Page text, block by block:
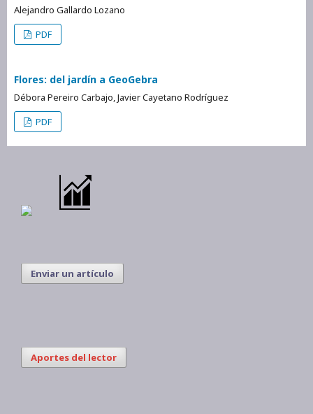
Alejandro Gallardo Lozano
PDF
Flores: del jardín a GeoGebra
Débora Pereiro Carbajo, Javier Cayetano Rodríguez
PDF
Enviar un artículo
Aportes del lector